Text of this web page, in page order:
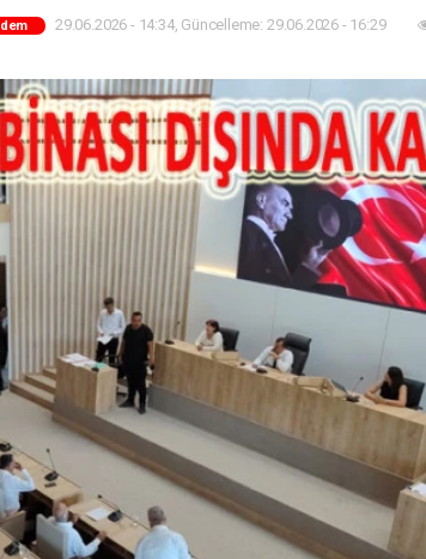
29.06.2026 - 14:34, Güncelleme: 29.06.2026 - 16:29